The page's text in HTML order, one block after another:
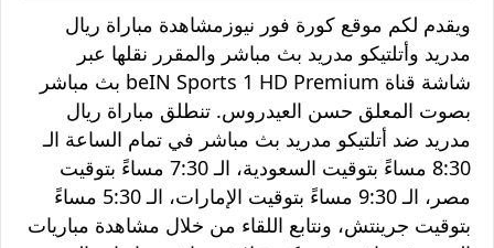
ويقدم لكم موقع كورة فور نيوزمشاهدة مباراة ريال
مدريد وأتلتيكو مدريد بث مباشر والمقرر نقلها عبر
شاشة قناة beIN Sports 1 HD Premium بث مباشر
بصوت المعلق حسن العيدروس. تنطلق مباراة ريال
مدريد ضد أتلتيكو مدريد بث مباشر في تمام الساعة الـ
8:30 مساءً بتوقيت السعودية، الـ 7:30 مساءً بتوقيت
مصر، الـ 9:30 مساءً بتوقيت الإمارات، الـ 5:30 مساءً
بتوقيت جرينتش، ونتابع اللقاء من خلال مشاهدة مباريات